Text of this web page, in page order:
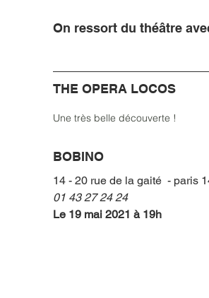
On ressort du théâtre
THE OPERA LOCOS
Une très belle découverte !
BOBINO
14 - 20 rue de la gaité  - paris
01 43 27 24 24
Le 19 mai 2021 à 19h